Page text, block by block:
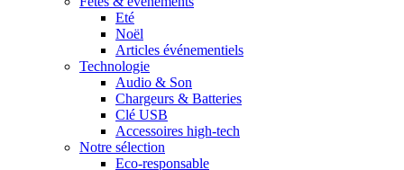
Eté
Noël
Articles événementiels
Technologie
Audio & Son
Chargeurs & Batteries
Clé USB
Accessoires high-tech
Notre sélection
Eco-responsable